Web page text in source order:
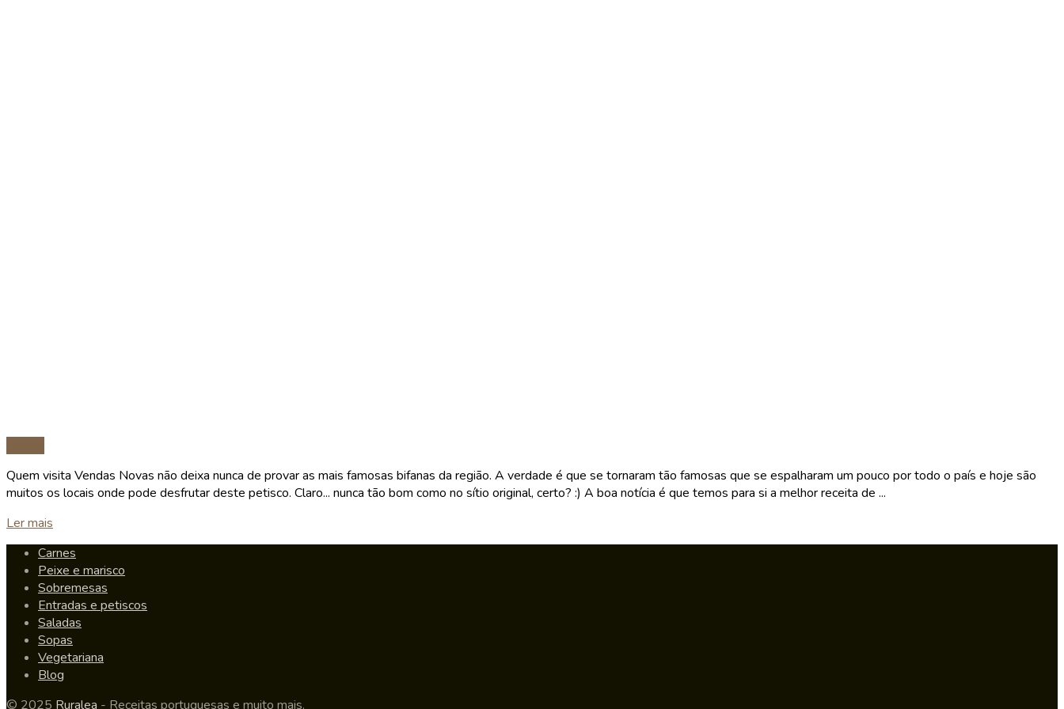
Quem visita Vendas Novas não deixa nunca de provar as mais famosas bifanas da região. A verdade é que se tornaram tão famosas que se espalharam um pouco por todo o país e hoje são
muitos os locais onde pode desfrutar deste petisco. Claro... nunca tão bom como no sítio original, certo? :) A boa notícia é que temos para si a melhor receita de ...
Ler mais
Carnes
Peixe e marisco
Sobremesas
Entradas e petiscos
Saladas
Sopas
Vegetariana
Blog
© 2025 Ruralea - Receitas portuguesas e muito mais.